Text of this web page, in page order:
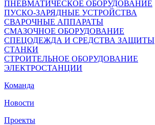
ПНЕВМАТИЧЕСКОЕ ОБОРУДОВАНИЕ
ПУСКО-ЗАРЯДНЫЕ УСТРОЙСТВА
СВАРОЧНЫЕ АППАРАТЫ
СМАЗОЧНОЕ ОБОРУДОВАНИЕ
СПЕЦОДЕЖДА И СРЕДСТВА ЗАЩИТЫ
СТАНКИ
СТРОИТЕЛЬНОЕ ОБОРУДОВАНИЕ
ЭЛЕКТРОСТАНЦИИ
Команда
Новости
Проекты